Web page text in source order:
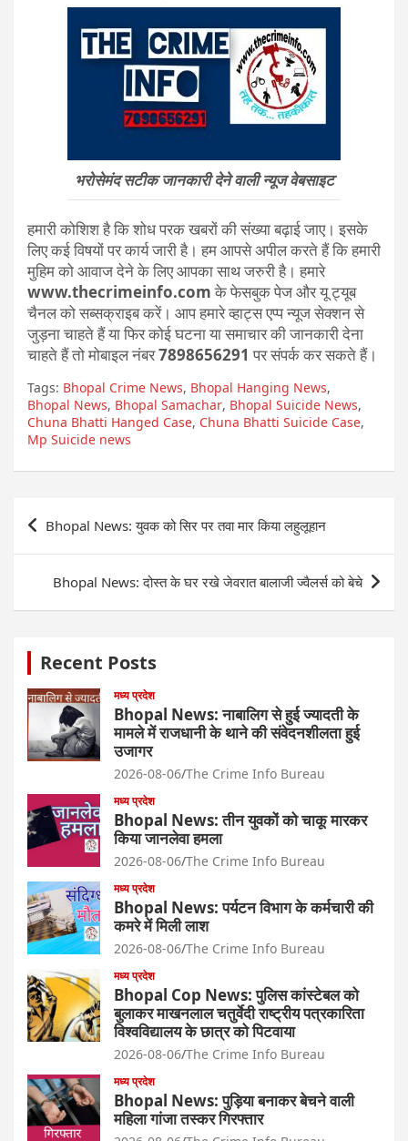
भरोसेमंद सटीक जानकारी देने वाली न्यूज वेबसाइट
हमारी कोशिश है कि शोध परक खबरों की संख्या बढ़ाई जाए। इसके
लिए कई विषयों पर कार्य जारी है। हम आपसे अपील करते हैं कि हमारी
मुहिम को आवाज देने के लिए आपका साथ जरुरी है। हमारे
www.thecrimeinfo.comके फेसबुक पेज और यू ट्यूब
चैनल को सब्सक्राइब करें। आप हमारे व्हाट्स एप्प न्यूज सेक्शन से
जुड़ना चाहते हैं या फिर कोई घटना या समाचार की जानकारी देना
चाहते हैं तो मोबाइल नंबर7898656291 पर संपर्क कर सकते हैं।
Tags: Bhopal Crime News, Bhopal Hanging News,
Bhopal News, Bhopal Samachar, Bhopal Suicide News,
Chuna Bhatti Hanged Case, Chuna Bhatti Suicide Case,
Mp Suicide news
Post
navigation
Bhopal News: युवक को सिर पर तवा मार किया लहुलूहान
Bhopal News: दोस्त के घर रखे जेवरात बालाजी ज्वैलर्स को बेचे
Recent Posts
मध्य प्रदेश
Bhopal News: नाबालिग से हुई ज्यादती के
मामले में राजधानी के थाने की संवेदनशीलता हुई
उजागर
2026-08-06 The Crime Info Bureau
मध्य प्रदेश
Bhopal News: तीन युवकों को चाकू मारकर
किया जानलेवा हमला
2026-08-06 The Crime Info Bureau
मध्य प्रदेश
Bhopal News: पर्यटन विभाग के कर्मचारी की
कमरे में मिली लाश
2026-08-06 The Crime Info Bureau
मध्य प्रदेश
Bhopal Cop News: पुलिस कांस्टेबल को
बुलाकर माखनलाल चतुर्वेदी राष्ट्रीय पत्रकारिता
विश्वविद्यालय के छात्र को पिटवाया
2026-08-06 The Crime Info Bureau
मध्य प्रदेश
Bhopal News: पुड़िया बनाकर बेचने वाली
महिला गांजा तस्कर गिरफ्तार